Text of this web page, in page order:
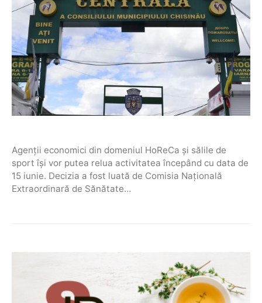
Agenții economici din domeniul HoReCa și sălile de
sport își vor putea relua activitatea începând cu data de
15 iunie. Decizia a fost luată de Comisia Națională
Extraordinară de Sănătate…